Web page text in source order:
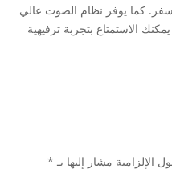
كما يوفر نظام الصوت عالي
الاستمتاع بتجربة ترفيهية
الإلزامية مشار إليها بـ *